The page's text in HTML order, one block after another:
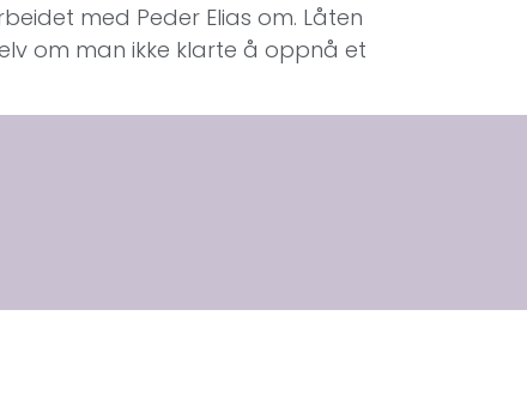
med Peder Elias om. Låten
om man ikke klarte å oppnå et